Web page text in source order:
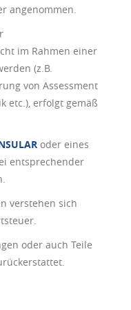
angenommen.
im Rahmen einer
(z.B.
von Assessment
etc.), erfolgt gemäß
oder eines
entsprechender
verstehen sich
oder auch Teile